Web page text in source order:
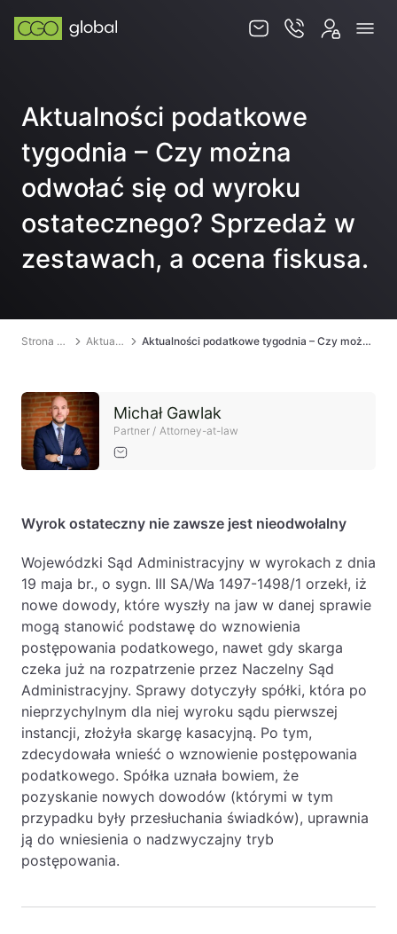
Jurysdykcje
Baza wiedzy
Zespół
Kontakt
PL EN
SKLEP
Aktualności podatkowe
tygodnia – Czy można
odwołać się od wyroku
ostatecznego? Sprzedaż w
zestawach, a ocena fiskusa.
Strona główna Aktualności Aktualności podatkowe tygodnia – Czy można odwołać się od wyroku ostatecznego? Sprzedaż w zestawach, a ocena fiskusa.
Michał Gawlak
Partner / Attorney-at-law
Wyrok ostateczny nie zawsze jest nieodwołalny
Wojewódzki Sąd Administracyjny w wyrokach z dnia
19 maja br., o sygn. III SA/Wa 1497-1498/1 orzekł, iż
nowe dowody, które wyszły na jaw w danej sprawie
mogą stanowić podstawę do wznowienia
postępowania podatkowego, nawet gdy skarga
czeka już na rozpatrzenie przez Naczelny Sąd
Administracyjny. Sprawy dotyczyły spółki, która po
nieprzychylnym dla niej wyroku sądu pierwszej
instancji, złożyła skargę kasacyjną. Po tym,
zdecydowała wnieść o wznowienie postępowania
podatkowego. Spółka uznała bowiem, że
pozyskanie nowych dowodów (którymi w tym
przypadku były przesłuchania świadków), uprawnia
ją do wniesienia o nadzwyczajny tryb
postępowania.